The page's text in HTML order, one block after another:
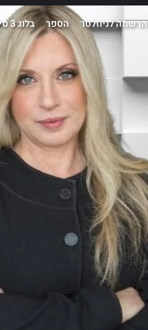
הרשמה לניוזלטר הספר בלוג 3 סיפורים